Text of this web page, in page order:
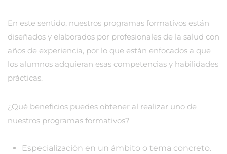
En este sentido, nuestros programas formativos están
diseñados y elaborados por profesionales de la salud con
años de experiencia, por lo que están enfocados a que
los alumnos adquieran esas competencias y habilidades
prácticas.
¿Qué beneficios puedes obtener al realizar uno de
nuestros programas formativos?
Especialización en un ámbito o tema concreto.